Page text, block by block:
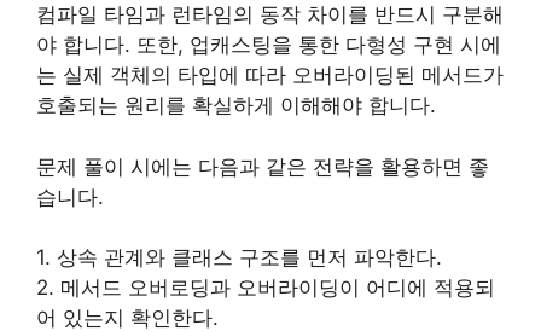
컴파일 타임과 런타임의 동작 차이를 반드시 구분해
야 합니다. 또한, 업캐스팅을 통한 다형성 구현 시에
는 실제 객체의 타입에 따라 오버라이딩된 메서드가
호출되는 원리를 확실하게 이해해야 합니다.
문제 풀이 시에는 다음과 같은 전략을 활용하면 좋
습니다.
1. 상속 관계와 클래스 구조를 먼저 파악한다.
2. 메서드 오버로딩과 오버라이딩이 어디에 적용되
어 있는지 확인한다.